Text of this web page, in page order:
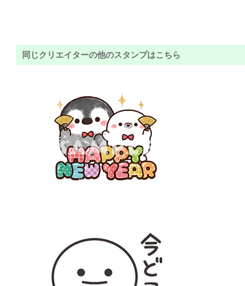
同じクリエイターの他のスタンプはこちら